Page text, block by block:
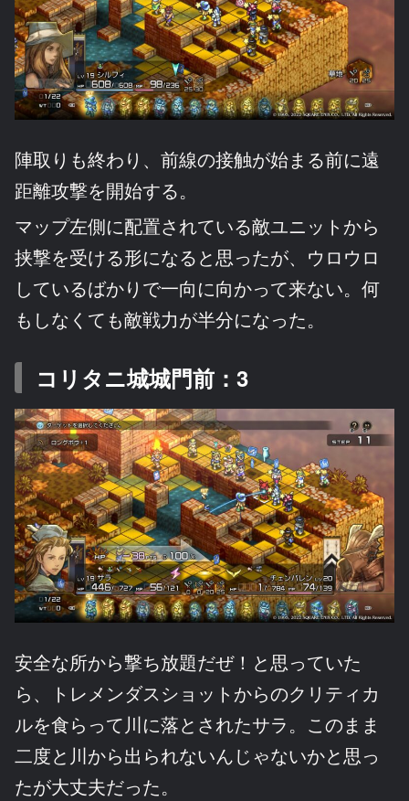
陣取りも終わり、前線の接触が始まる前に遠
距離攻撃を開始する。
マップ左側に配置されている敵ユニットから
挟撃を受ける形になると思ったが、ウロウロ
しているばかりで一向に向かって来ない。何
もしなくても敵戦力が半分になった。
コリタニ城城門前：3
安全な所から撃ち放題だぜ！と思っていた
ら、トレメンダスショットからのクリティカ
ルを食らって川に落とされたサラ。このまま
二度と川から出られないんじゃないかと思っ
たが大丈夫だった。